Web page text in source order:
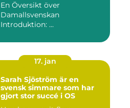
En Översikt över
Damallsvenskan
Introduktion: ...
17. jan
Sarah Sjöström är en
svensk simmare som har
gjort stor succé i OS